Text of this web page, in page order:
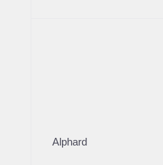
Alphard
Черный